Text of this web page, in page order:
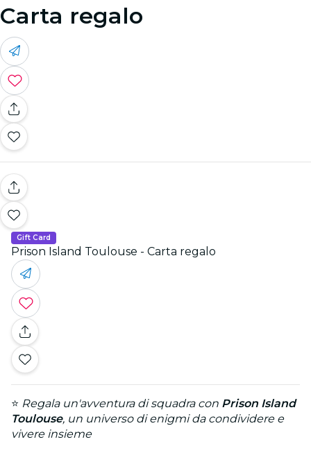
Carta regalo
Gift Card
Prison Island Toulouse - Carta regalo
⭐ Regala un'avventura di squadra con Prison Island
Toulouse, un universo di enigmi da condividere e
vivere insieme